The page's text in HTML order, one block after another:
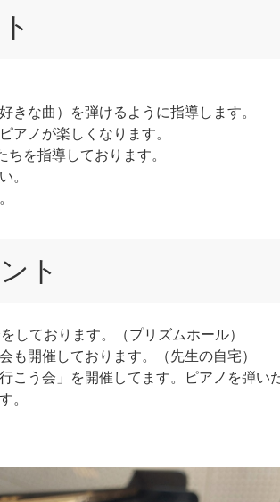
きな曲）を弾けるように指導します。
アノが楽しくなります。
を指導しております。
。
ト
しております。（プリズムホール）
も開催しております。（先生の自宅）
こう会」を開催してます。ピアノを弾い
。